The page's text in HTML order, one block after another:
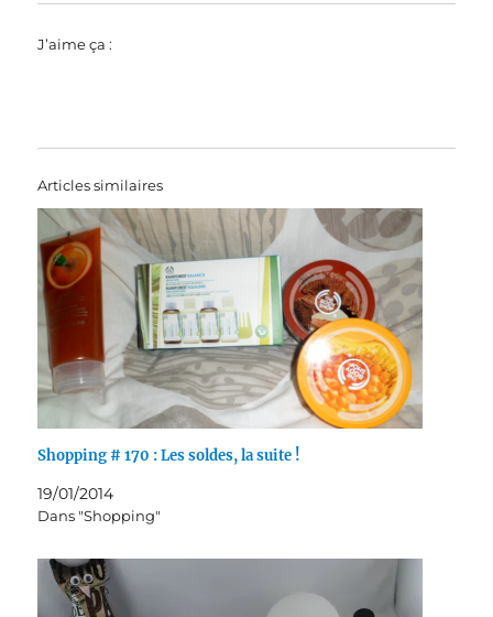
J’aime ça :
Articles similaires
Shopping # 170 : Les soldes, la suite !
19/01/2014
Dans "Shopping"